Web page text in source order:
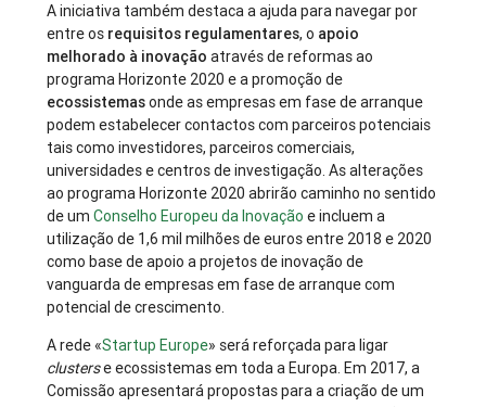
A iniciativa também destaca a ajuda para navegar por
entre os requisitos regulamentares, o apoio
melhorado à inovação através de reformas ao
programa Horizonte 2020 e a promoção de
ecossistemasonde as empresas em fase de arranque
podem estabelecer contactos com parceiros potenciais
tais como investidores, parceiros comerciais,
universidades e centros de investigação. As alterações
ao programa Horizonte 2020 abrirão caminho no sentido
de umConselho Europeu da Inovação e incluem a
utilização de 1,6 mil milhões de euros entre 2018 e 2020
como base de apoio a projetos de inovação de
vanguarda de empresas em fase de arranque com
potencial de crescimento.
A rede «Startup Europe» será reforçada para ligar
clusterse ecossistemas em toda a Europa. Em 2017, a
Comissão apresentará propostas para a criação de um